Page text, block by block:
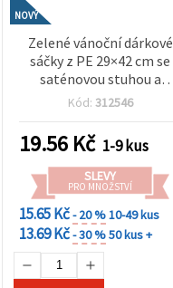
NOVÝ
Zelené vánoční dárkové
sáčky z PE 29×42 cm se
saténovou stuhou a
potiskem „Veselé Vánoce
Kód: 312546
19.56 Kč 1-9 kus
SLEVY
PRO MNOŽSTVÍ
15.65 Kč- 20 %10-49 kus
13.69 Kč- 30 %50 kus +